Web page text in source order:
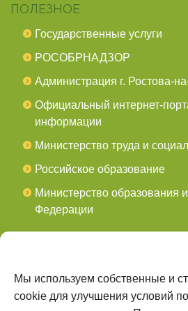
Мы используем собственные и
cookie для улучшения условий
ПОЛЕЗНОЕ
Государственные услуги
РОСОБРНАДЗОР
Администрация г. Ростова-
Официальный интернет-
информации
Министерство труда и
Российское образование
Министерство образования
Федерации
мы в Контакте